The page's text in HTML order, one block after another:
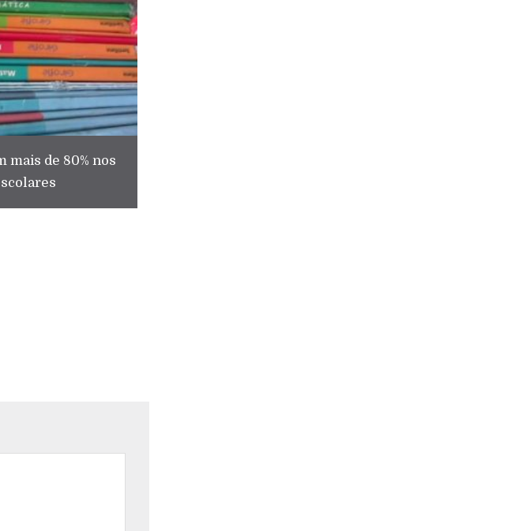
mais de 80% nos